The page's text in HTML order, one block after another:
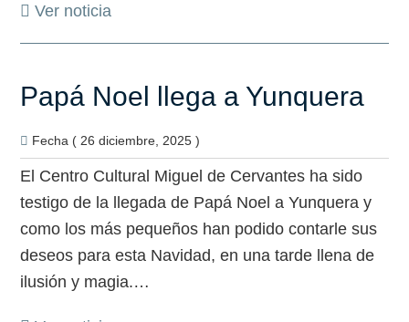
Ver noticia
Papá Noel llega a Yunquera
Fecha ( 26 diciembre, 2025 )
El Centro Cultural Miguel de Cervantes ha sido
testigo de la llegada de Papá Noel a Yunquera y
como los más pequeños han podido contarle sus
deseos para esta Navidad, en una tarde llena de
ilusión y magia.…